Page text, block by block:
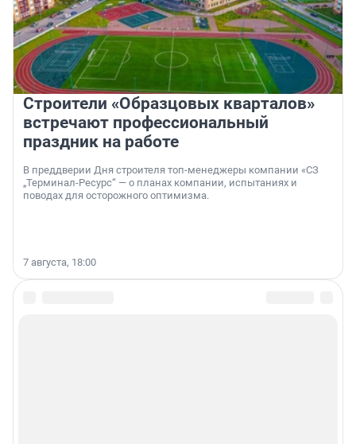
Строители «Образцовых кварталов»
встречают профессиональный
праздник на работе
В преддверии Дня строителя топ-менеджеры компании «СЗ
„Терминал-Ресурс“ — о планах компании, испытаниях и
поводах для осторожного оптимизма.
7 августа, 18:00